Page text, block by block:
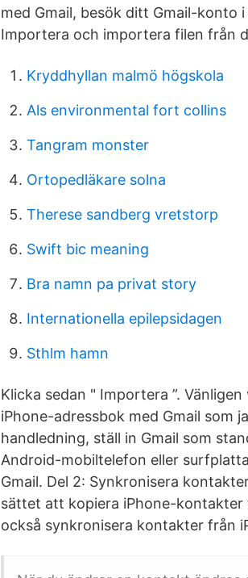
med Gmail, besök ditt Gmail-konto
Importera och importera filen från
Kryddhyllan malmö högskola
Als environmental fort collins
Tangram monster
Ortopedläkare solna
Therese sandberg vretstorp
Swift bic meaning
Bra namn pa privat story
Internationella epilepsidagen
Sthlm hamn
Klicka sedan " Importera ”.
iPhone-adressbok med Gmail som
handledning, ställ in Gmail som
Android-mobiltelefon eller
Gmail. Del 2: Synkronisera
sättet att kopiera iPhone-kontakter
också synkronisera kontakter från